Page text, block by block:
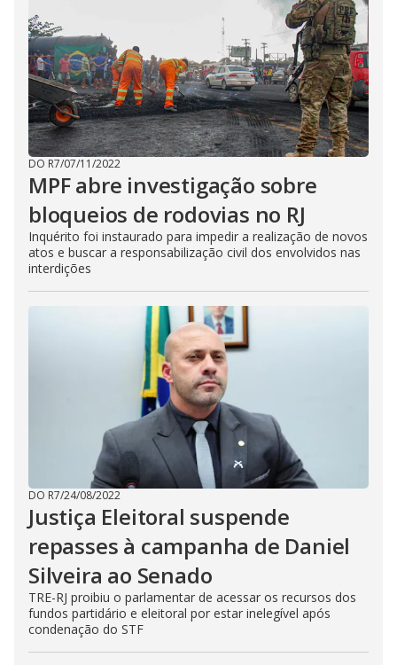
DO R7/07/11/2022
MPF abre investigação sobre
bloqueios de rodovias no RJ
Inquérito foi instaurado para impedir a realização de novos
atos e buscar a responsabilização civil dos envolvidos nas
interdições
DO R7/24/08/2022
Justiça Eleitoral suspende
repasses à campanha de Daniel
Silveira ao Senado
TRE-RJ proibiu o parlamentar de acessar os recursos dos
fundos partidário e eleitoral por estar inelegível após
condenação do STF